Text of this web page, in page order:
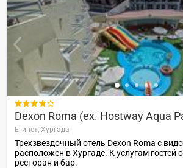

Dexon Roma (ex. Hostway Aqua
Египет, Хургада
Трехзвездочный отель Dexon Roma с
расположен в Хургаде. К услугам гостей
ресторан и бар.